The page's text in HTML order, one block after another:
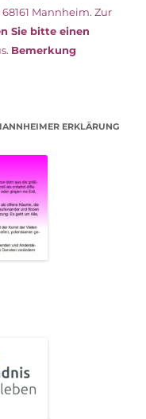
Mannheim. Zur
Sie bitte einen
Bemerkung
ERKLÄRUNG